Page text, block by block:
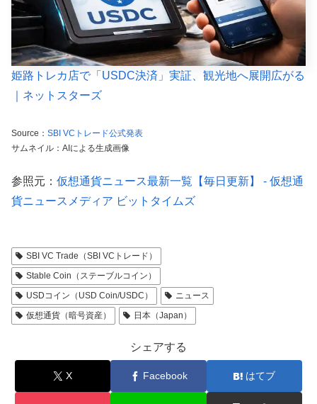
姫路トレカ店で「USDC決済」実証、観光地へ展開広がる
｜ネットスターズ
Source： SBI VCトレード公式発表
サムネイル：AIによる生成画像
参照元： 仮想通貨ニュース最新一覧【毎日更新】 - 仮想通
貨ニュースメディア ビットタイムズ
SBI VC Trade（SBI VCトレード）
Stable Coin（ステーブルコイン）
USDコイン（USD Coin/USDC）
ニュース
仮想通貨（暗号資産）
日本（Japan）
シェアする
X Facebook はてブ